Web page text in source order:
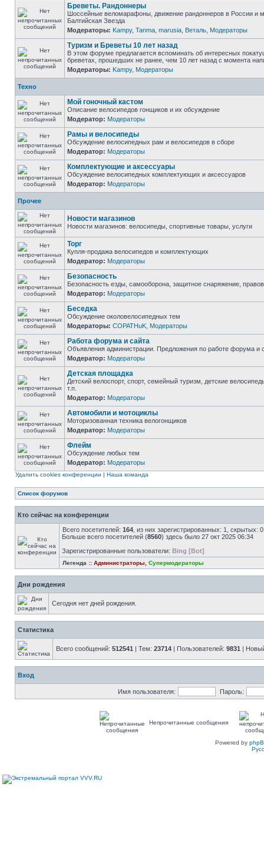
Бреветы. Рандоннеры
Шоссейные веломарафоны, движение рандоннеров в России и
Балтийская Звезда
Модераторы: Kampy, Tanma marusia Веталь Модераторы
Туризм и Бреветы 10 лет назад
В этом форуме предлагается вспоминать об интересных
бреветах, прошедших не ранее, чем 10 лет назад с момента
Модераторы: Kampy, Модераторы
Техно
Мой гоночный кастом
Описание велосипедов гонщиков и их обсуждение
Модератор: Модераторы
Рамы и велосипеды
Обсуждение велосипедных рам и велосипедов в сборе
Модератор: Модераторы
Комплектующие и аксессуары
Обсуждение велосипедных комплектующих и аксессуаров
Модератор: Модераторы
Прочее
Новости магазинов
Новости магазинов: велосипеды, спортивные товары, услуги
Торг
Купля-продажа велосипедов и комплектующих
Модератор: Модераторы
Безопасность
Безопасность езды, самооборона, защитное снаряжение,
Модератор: Модераторы
Беседка
Обсуждение околовелосипедных тем
Модераторы: COPATHuK Модераторы
Работа форума и сайта
Объявления администрации. Предложения по работе форума и
Модератор: Модераторы
Детская площадка
Детский велоспорт, спорт, семейный туризм, детские
т.п.
Модератор: Модераторы
Автомобили и мотоциклы
Моторизованная техника велогонщиков
Модератор: Модераторы
Флейм
Обсуждение любых тем
Модератор: Модераторы
Удалить cookies конференции | Наша команда
Список форумов
Кто сейчас на конференции
Всего посетителей: 164 , из них зарегистрированных: 1, скрытых:
Больше всего посетителей (8560) здесь было 27 окт 2025 06:34
Зарегистрированные пользователи: Bing [Bot]
Легенда :: Администраторы Супермодераторы
Дни рождения
Сегодня нет дней рождения.
Статистика
Всего сообщений: 512541 | Тем: 23714 | Пользователей: 9831 |
Вход
Имя пользователя: Пароль:
Непрочитанные сообщения
Powered by